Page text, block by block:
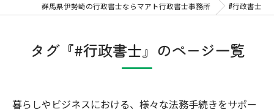
群馬県伊勢崎の行政書士ならマアト行政書士事務所 #行政書士
タグ『#行政書士』のページ一覧
暮らしやビジネスにおける、様々な法務手続きをサポー